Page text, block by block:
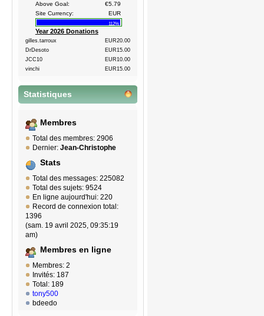
Above Goal:
€5.79
Site Currency:
EUR
112%
Year 2026 Donations
gilles.tarroux
EUR20.00
DrDesoto
EUR15.00
JCC10
EUR10.00
vinchi
EUR15.00
Statistiques
Membres
Total des membres: 2906
Dernier: Jean-Christophe
Stats
Total des messages: 225082
Total des sujets: 9524
En ligne aujourd'hui: 220
Record de connexion total:
1396
(sam. 19 avril 2025, 09:35:19
am)
Membres en ligne
Membres: 2
Invités: 187
Total: 189
tony500
bdeedo